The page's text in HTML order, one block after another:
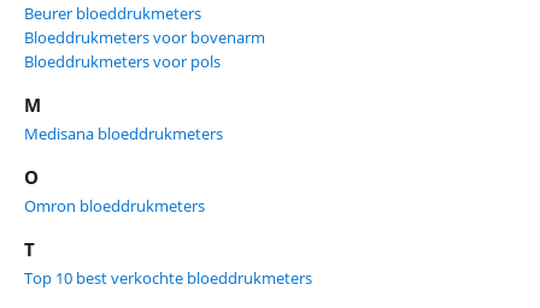
Beurer bloeddrukmeters
Bloeddrukmeters voor bovenarm
Bloeddrukmeters voor pols
M
Medisana bloeddrukmeters
O
Omron bloeddrukmeters
T
Top 10 best verkochte bloeddrukmeters